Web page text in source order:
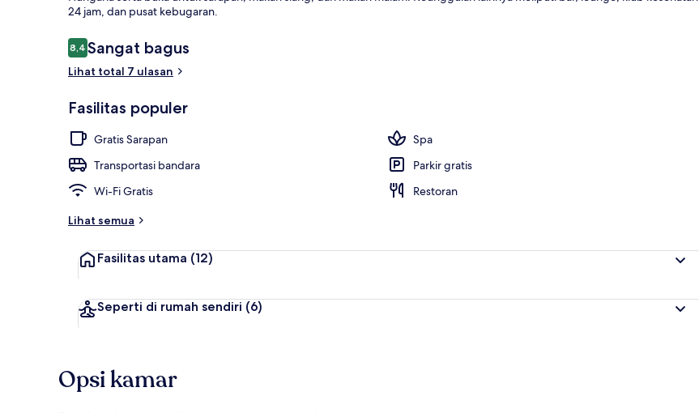
24 jam, dan pusat kebugaran.
Ulasan
8,48,4 dari 10
Sangat bagus
Lihat total 7 ulasan
Fasilitas populer
Gratis Sarapan
Spa
Transportasi bandara
Parkir gratis
Wi-Fi Gratis
Restoran
Lihat semua
Fasilitas utama (12)
Seperti di rumah sendiri (6)
Opsi kamar